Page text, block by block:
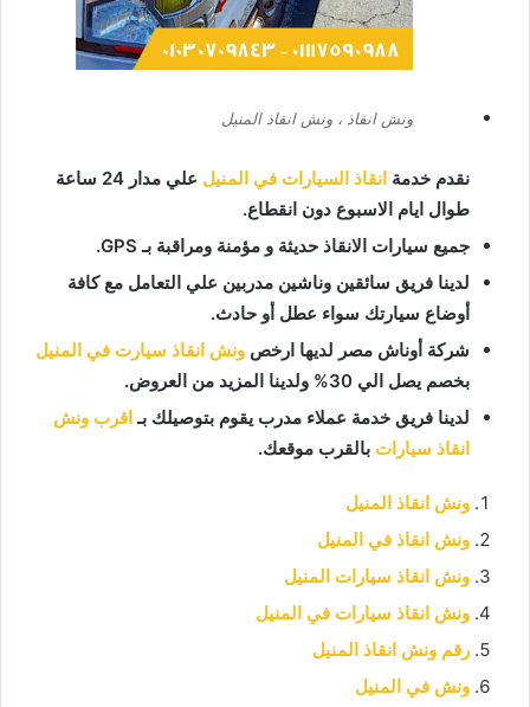
ونش انقاذ ، ونش انقاذ المنيل
نقدم خدمة انقاذ السيارات في المنيل
علي مدار 24 ساعة
طوال ايام الاسبوع دون انقطاع.
جميع سيارات الانقاذ حديثة و مؤمنة ومراقبة بـ GPS.
لدينا فريق سائقين وناشين مدربين علي التعامل مع كافة
أوضاع سيارتك سواء عطل أو حادث.
شركة أوناش مصر لديها ارخص ونش انقاذ سيارت في المنيل
بخصم يصل الي 30% ولدينا المزيد من العروض.
لدينا فريق خدمة عملاء مدرب يقوم بتوصيلك بـاقرب ونش
انقاذ سيارات بالقرب موقعك.
ونش انقاذ المنيل
ونش انقاذ في المنيل
ونش انقاذ سيارات المنيل
ونش انقاذ سيارات في المنيل
رقم ونش انقاذ المنيل
ونش في المنيل